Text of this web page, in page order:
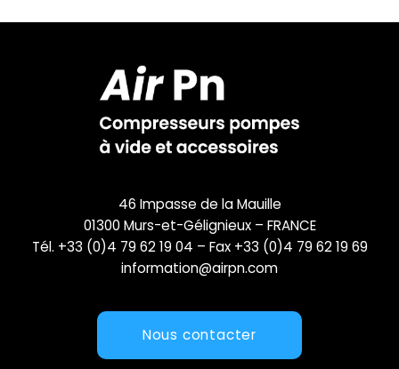
46 Impasse de la Mauille
01300 Murs-et-Gélignieux – FRANCE
Tél. +33 (0)4 79 62 19 04 – Fax +33 (0)4 79 62 19 69
information@airpn.com
Nous contacter